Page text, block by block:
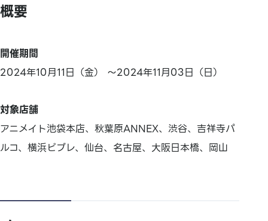
概要
開催期間
2024年10月11日（金） ～2024年11月03日（日）
対象店舗
アニメイト池袋本店、秋葉原ANNEX、渋谷、吉祥寺パ
ルコ、横浜ビブレ、仙台、名古屋、大阪日本橋、岡山